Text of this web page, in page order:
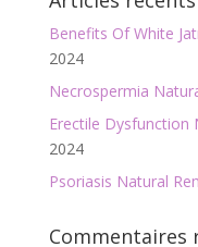
o
k
Benefits Of White
2024
Necrospermia
Erectile
2024
Psoriasis Natural
Commentaires